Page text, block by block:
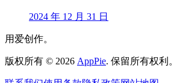
2024 年 12 月 31 日
用爱创作。
版权所有 © 2026 AppPie. 保留所有权利。